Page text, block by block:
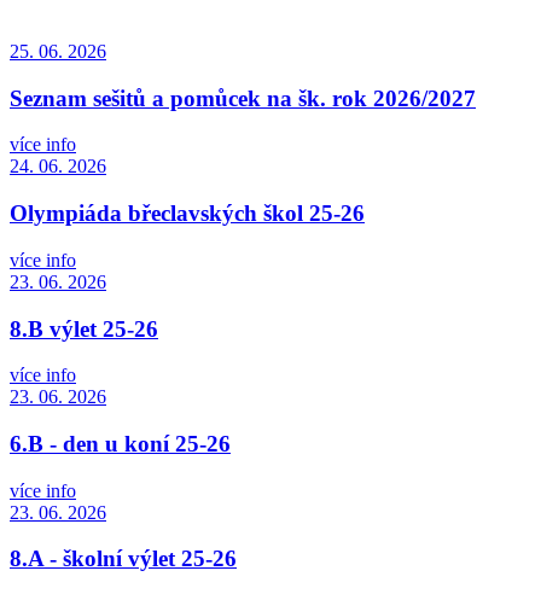
25. 06. 2026
Seznam sešitů a pomůcek na šk. rok 2026/2027
více info
24. 06. 2026
Olympiáda břeclavských škol 25-26
více info
23. 06. 2026
8.B výlet 25-26
více info
23. 06. 2026
6.B - den u koní 25-26
více info
23. 06. 2026
8.A - školní výlet 25-26